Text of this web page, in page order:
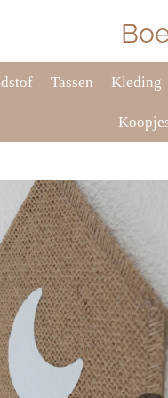
Tassen Kleding